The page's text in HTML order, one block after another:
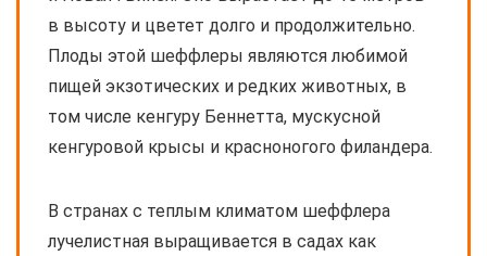
в высоту и цветет долго и продолжительно.
Плоды этой шеффлеры являются любимой
пищей экзотических и редких животных, в
том числе кенгуру Беннетта, мускусной
кенгуровой крысы и красноногого филандера.
В странах с теплым климатом шеффлера
лучелистная выращивается в садах как